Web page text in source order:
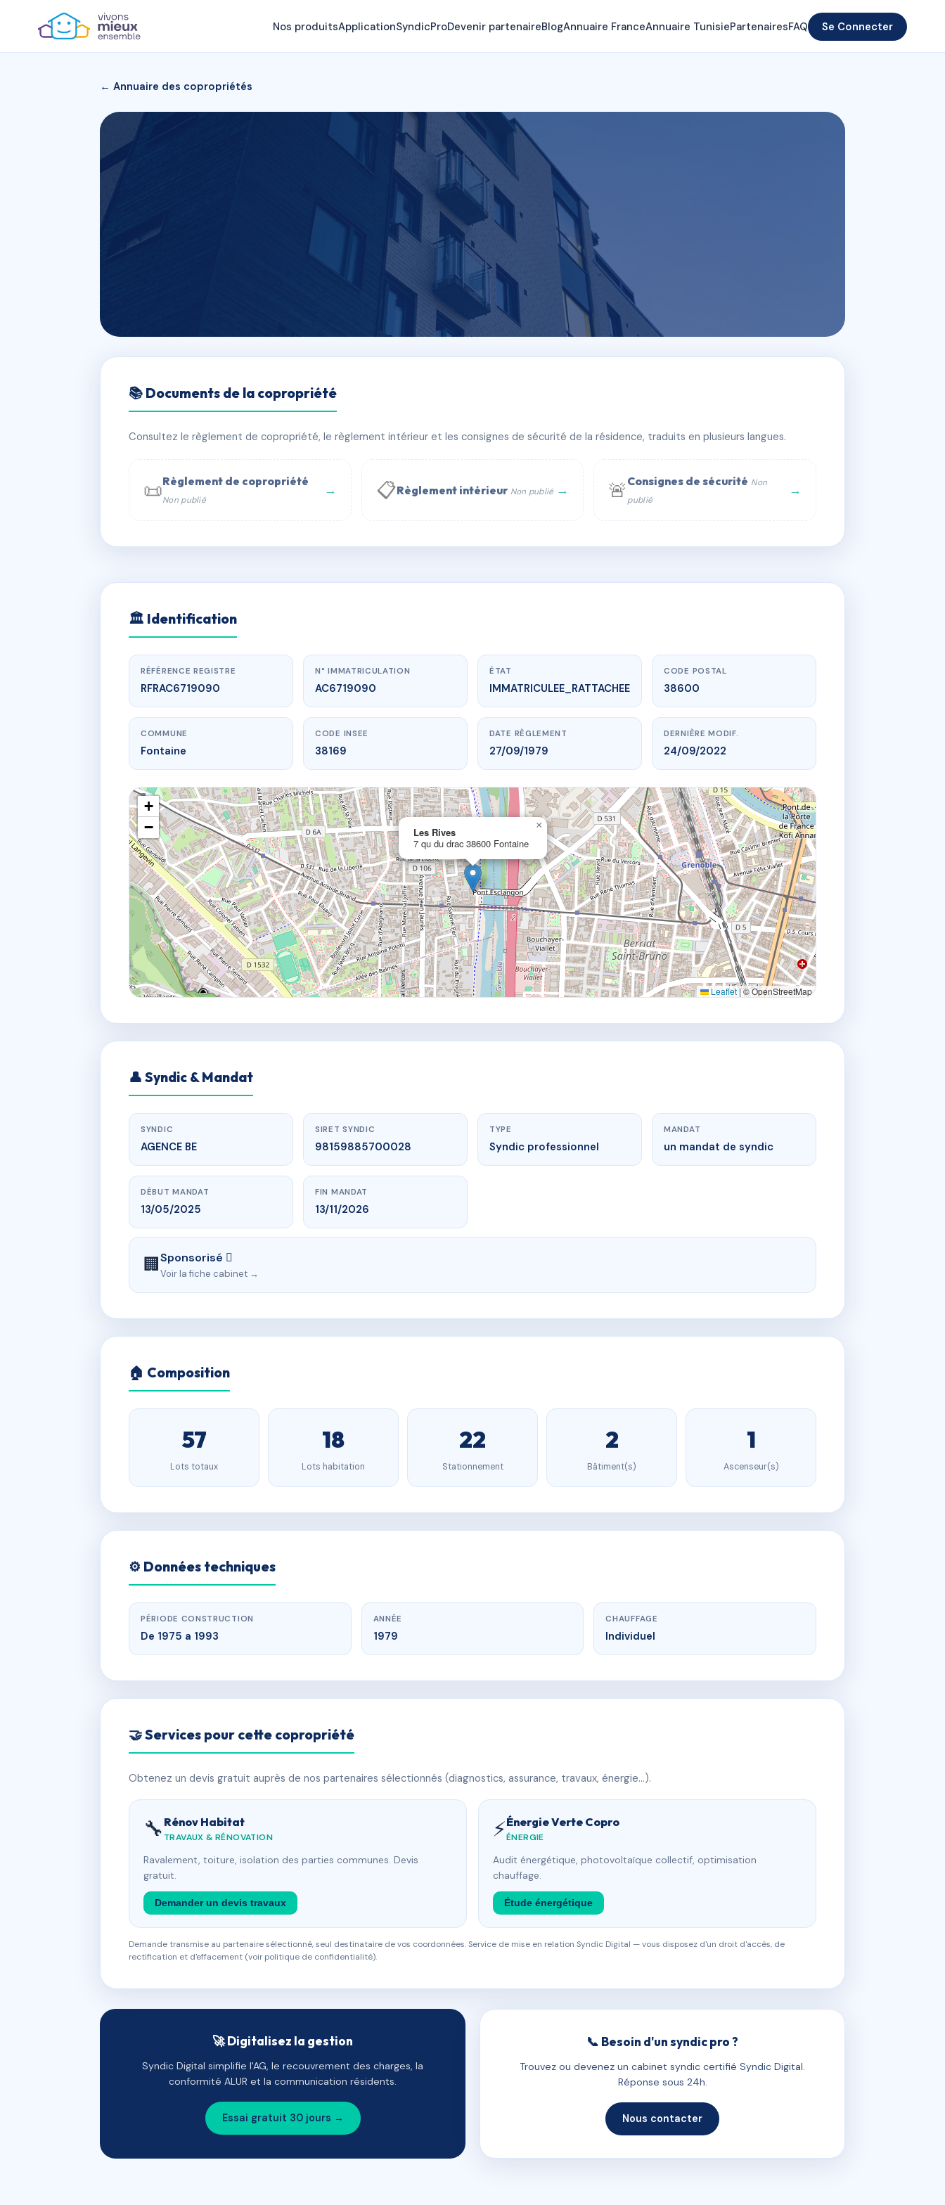
Nos produitsApplicationSyndicProDevenir partenaireBlogAnnuaire FranceAnnuaire TunisiePartenairesFAQ Se Connecter
← Annuaire des copropriétés
Les Rives
📍 7 qu du drac 38600 Fontaine
📞 Contacter Syndic Digital 💬 WhatsApp
📚 Documents de la copropriété
Consultez le règlement de copropriété, le règlement intérieur et les consignes de sécurité de la résidence, traduits en plusieurs langues.
📜Règlement de copropriété
Non publié
→ 📋Règlement intérieur Non publié → 🚨 Consignes de sécurité Non
publié
→
AC6719090 🇫🇷
www.vme.plus/AC6719090
Les Rives
7 qu du drac 38600 Fontaine
🏛 Identification
RÉFÉRENCE REGISTRE
RFRAC6719090
N° IMMATRICULATION
AC6719090
ÉTAT
IMMATRICULEE_RATTACHEE
CODE POSTAL
38600
COMMUNE
Fontaine
CODE INSEE
38169
DATE RÈGLEMENT
27/09/1979
DERNIÈRE MODIF.
24/09/2022
Les Rives
7 qu du drac 38600 Fontaine
×
+
−
Leaflet|© OpenStreetMap
👤 Syndic & Mandat
SYNDIC
AGENCE BE
SIRET SYNDIC
98159885700028
TYPE
Syndic professionnel
MANDAT
un mandat de syndic
DÉBUT MANDAT
13/05/2025
FIN MANDAT
13/11/2026
🏢Sponsorisé 
Voir la fiche cabinet →
🏠 Composition
57
Lots totaux
18
Lots habitation
22
Stationnement
2
Bâtiment(s)
1
Ascenseur(s)
⚙️ Données techniques
PÉRIODE CONSTRUCTION
De 1975 a 1993
ANNÉE
1979
CHAUFFAGE
Individuel
🤝 Services pour cette copropriété
Obtenez un devis gratuit auprès de nos partenaires sélectionnés (diagnostics, assurance, travaux, énergie…).
🔧 Rénov Habitat
TRAVAUX & RÉNOVATION
Ravalement, toiture, isolation des parties communes. Devis
gratuit.
Demander un devis travaux
⚡Énergie Verte Copro
ÉNERGIE
Audit énergétique, photovoltaïque collectif, optimisation
chauffage.
Étude énergétique
Demande transmise au partenaire sélectionné, seul destinataire de vos coordonnées. Service de mise en relation Syndic Digital — vous disposez d'un droit d'accès, de
rectification et d'effacement (voir politique de confidentialité).
🚀 Digitalisez la gestion
Syndic Digital simplifie l'AG, le recouvrement des charges, la
conformité ALUR et la communication résidents.
Essai gratuit 30 jours →
📞 Besoin d'un syndic pro ?
Trouvez ou devenez un cabinet syndic certifié Syndic Digital.
Réponse sous 24h.
Nous contacter